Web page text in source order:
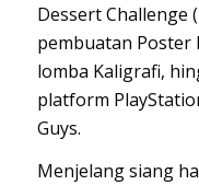
Dessert Challenge
pembuatan Poster
lomba Kaligrafi,
platform
Guys.
Menjelang siang